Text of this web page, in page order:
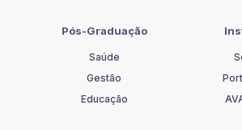
Pós-Graduação
Saúde
Gestão
Educação